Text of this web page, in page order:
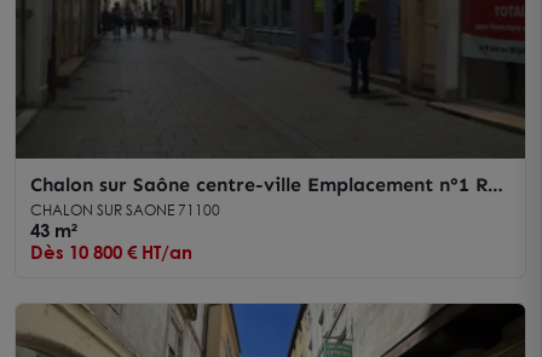
Chalon sur Saône centre-ville Emplacement n°1 Rue
piétonne - Local commercial 43 m² à louer
CHALON SUR SAONE 71100
43 m²
Dès 10 800 € HT/an